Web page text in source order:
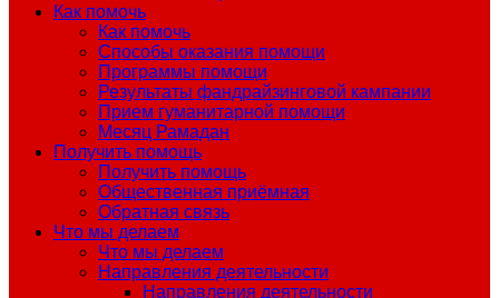
Как помочь
Как помочь
Способы оказания помощи
Программы помощи
Результаты фандрайзинговой кампании
Прием гуманитарной помощи
Месяц Рамадан
Получить помощь
Получить помощь
Общественная приёмная
Обратная связь
Что мы делаем
Что мы делаем
Направления деятельности
Направления деятельности